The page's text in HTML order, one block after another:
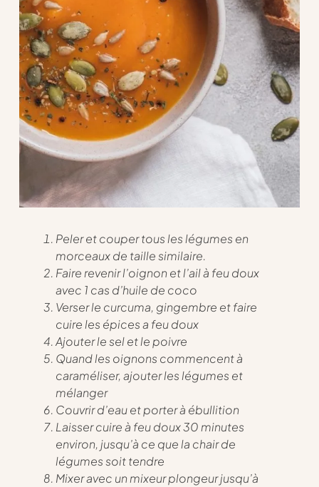
Peler et couper tous les légumes en
morceaux de taille similaire.
Faire revenir l’oignon et l’ail à feu doux
avec 1 cas d’huile de coco
Verser le curcuma, gingembre et faire
cuire les épices a feu doux
Ajouter le sel et le poivre
Quand les oignons commencent à
caraméliser, ajouter les légumes et
mélanger
Couvrir d’eau et porter à ébullition
Laisser cuire à feu doux 30 minutes
environ, jusqu’à ce que la chair de
légumes soit tendre
Mixer avec un mixeur plongeur jusqu’à